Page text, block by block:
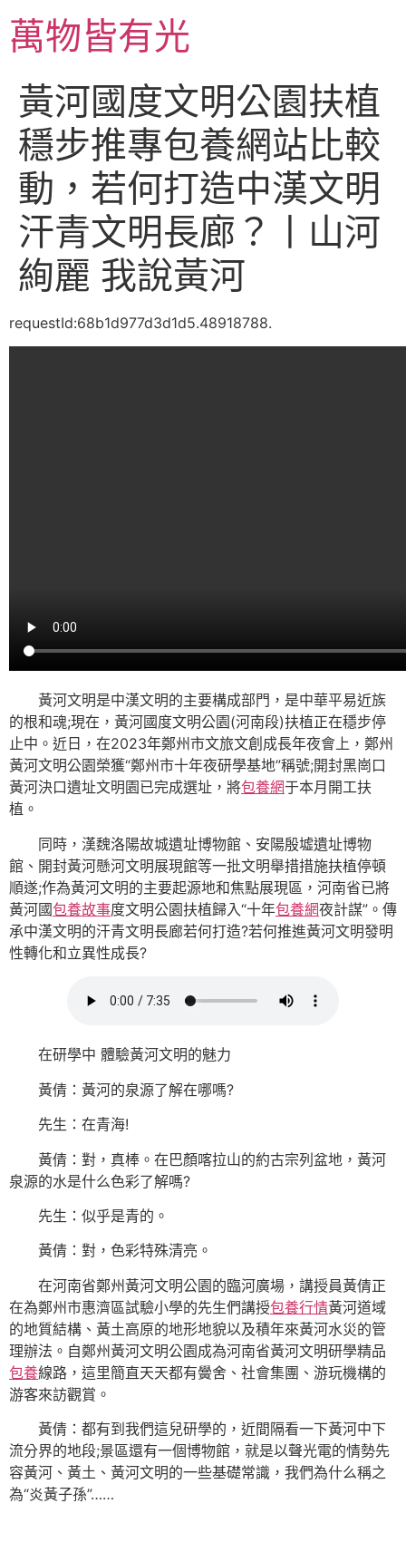
主萬物皆有光
黃河國度文明公園扶植
穩步推專包養網站比較
動，若何打造中漢文明
汗青文明長廊？丨山河
絢麗 我說黃河
requestId:68b1d977d3d1d5.48918788.
黃河文明是中漢文明的主要構成部門，是中華平易近族
的根和魂;現在，黃河國度文明公園(河南段)扶植正在穩步停
止中。近日，在2023年鄭州市文旅文創成長年夜會上，鄭州
黃河文明公園榮獲“鄭州市十年夜研學基地”稱號;開封黑崗口
黃河決口遺址文明園已完成選址，將包養網于本月開工扶
植。
同時，漢魏洛陽故城遺址博物館、安陽殷墟遺址博物
館、開封黃河懸河文明展現館等一批文明舉措措施扶植停頓
順遂;作為黃河文明的主要起源地和焦點展現區，河南省已將
黃河國包養故事度文明公園扶植歸入“十年包養網夜計謀”。傳
承中漢文明的汗青文明長廊若何打造?若何推進黃河文明發明
性轉化和立異性成長?
在研學中 體驗黃河文明的魅力
黃倩：黃河的泉源了解在哪嗎?
先生：在青海!
黃倩：對，真棒。在巴顏喀拉山的約古宗列盆地，黃河
泉源的水是什么色彩了解嗎?
先生：似乎是青的。
黃倩：對，色彩特殊清亮。
在河南省鄭州黃河文明公園的臨河廣場，講授員黃倩正
在為鄭州市惠濟區試驗小學的先生們講授包養行情黃河道域
的地質結構、黃土高原的地形地貌以及積年來黃河水災的管
理辦法。自鄭州黃河文明公園成為河南省黃河文明研學精品
包養線路，這里簡直天天都有黌舍、社會集團、游玩機構的
游客來訪觀賞。
黃倩：都有到我們這兒研學的，近間隔看一下黃河中下
流分界的地段;景區還有一個博物館，就是以聲光電的情勢先
容黃河、黃土、黃河文明的一些基礎常識，我們為什么稱之
為“炎黃子孫”……